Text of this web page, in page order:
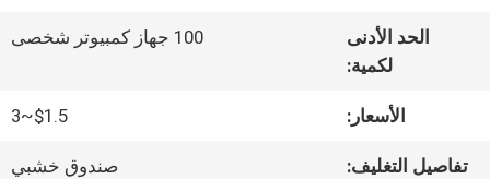
المعمل
الحد الأدنى
لكمية:
100 جهاز كمبيوتر شخصى
الأسعار: $1.5~3
تفاصيل التغليف: صندوق خشبي